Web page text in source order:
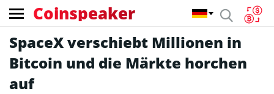
Coinspeaker
SpaceX verschiebt Millionen in
Bitcoin und die Märkte horchen
auf